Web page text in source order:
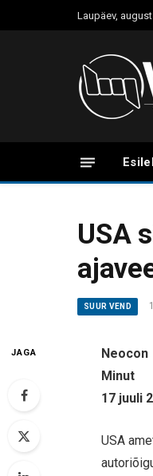
Laupäev,
USA
SUUR VEND
JAGA
Neocon
Minut
17 juuli
USA